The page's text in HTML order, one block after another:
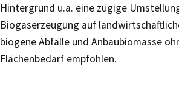
Hintergrund u.a. eine zügige
Biogaserzeugung auf
biogene Abfälle und Anbaubiomasse
Flächenbedarf empfohlen.